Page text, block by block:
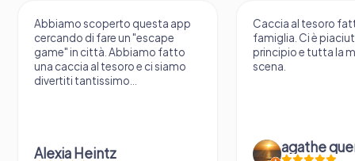
Abbiamo scoperto questa app
cercando di fare un "escape
game" in città. Abbiamo fatto
una caccia al tesoro e ci siamo
divertiti tantissimo...
Alexia Heintz
Caccia al tesoro
famiglia. Ci è
principio e tutta la
scena.
agathe